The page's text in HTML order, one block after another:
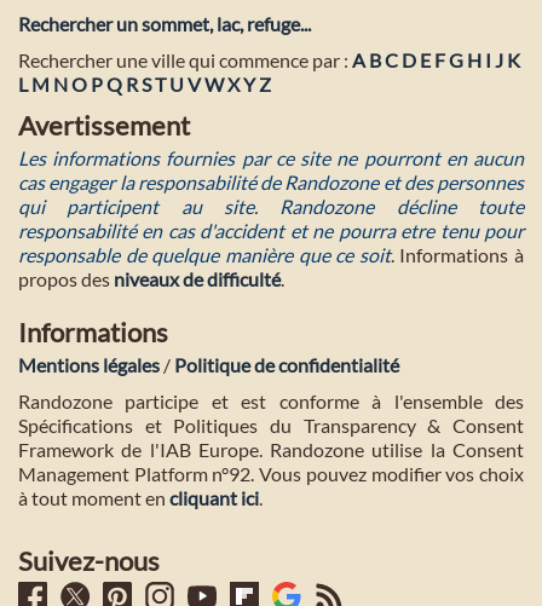
Rechercher un sommet, lac, refuge...
Rechercher une ville qui commence par : A BC D E FG H I J K
L M NO PQ R ST U VWXY Z
Avertissement
Les informations fournies par ce site ne pourront en aucun
cas engager la responsabilité de Randozone et des personnes
qui participent au site. Randozone décline toute
responsabilité en cas d'accident et ne pourra etre tenu pour
responsable de quelque manière que ce soit. Informations à
propos des niveaux de difficulté.
Informations
Mentions légales / Politique de confidentialité
Randozone participe et est conforme à l'ensemble des
Spécifications et Politiques du Transparency & Consent
Framework de l'IAB Europe. Randozone utilise la Consent
Management Platform n°92. Vous pouvez modifier vos choix
à tout moment en cliquant ici
Suivez-nous